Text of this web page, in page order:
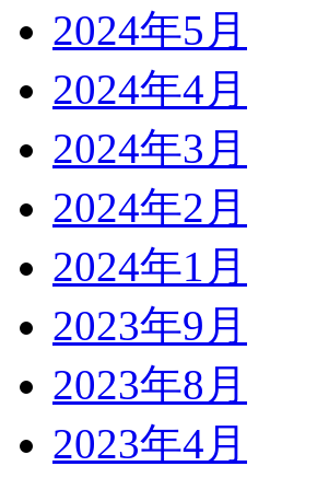
2024年5月
2024年4月
2024年3月
2024年2月
2024年1月
2023年9月
2023年8月
2023年4月